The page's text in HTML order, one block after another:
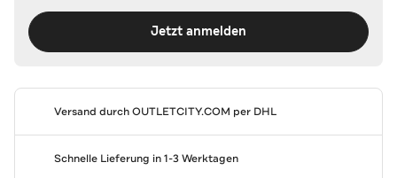
Jetzt anmelden
Versand durchOUTLETCITY.COM per DHL
Schnelle Lieferung in 1-3 Werktagen